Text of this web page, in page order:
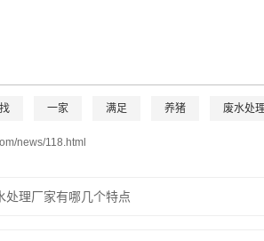
一家 满足 养猪 废水处
news/118.html
处理厂家有哪几个特点